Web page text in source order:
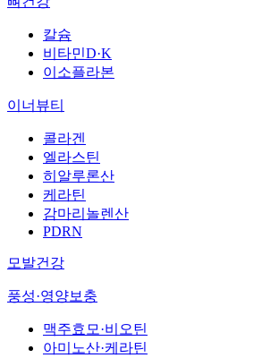
칼슘
비타민D·K
이소플라본
이너뷰티
콜라겐
엘라스틴
히알루론산
케라틴
감마리놀렌산
PDRN
모발건강
풍성·영양보충
맥주효모·비오틴
아미노산·케라틴